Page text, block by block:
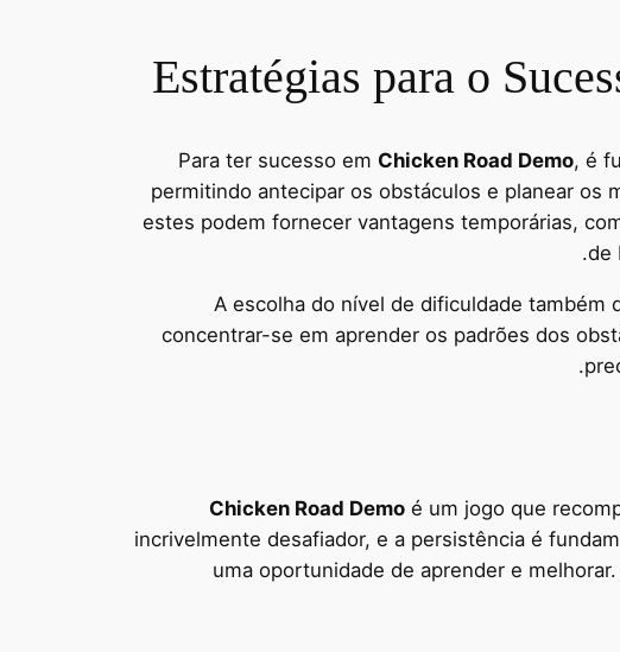
Estratégias para o
Para ter sucesso em Chicken Road Demo, é
permitindo antecipar os obstáculos e planear os
estes podem fornecer vantagens temporárias,
de
A escolha do nível de dificuldade também
concentrar-se em aprender os padrões dos
Chicken Road Demo é um jogo que
incrivelmente desafiador, e a persistência é
uma oportunidade de aprender e